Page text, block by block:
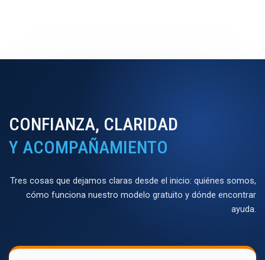
CONFIANZA, CLARIDAD
Y ACOMPAÑAMIENTO
Tres cosas que dejamos claras desde el inicio: quiénes somos,
cómo funciona nuestro modelo gratuito y dónde encontrar
ayuda.